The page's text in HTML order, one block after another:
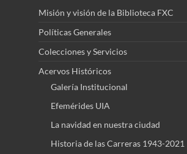
Misión y visión de la Biblioteca FXC
Políticas Generales
Colecciones y Servicios
Acervos Históricos
Galería Institucional
Efemérides UIA
La navidad en nuestra ciudad
Historia de las Carreras 1943-2021